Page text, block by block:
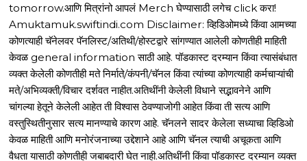
tomorrow.आणि मित्रांनो आपलं Merch घेण्यासाठी लगेच click करा!
Amuktamuk.swiftindi.com Disclaimer: व्हिडिओमध्ये किंवा आमच्या
कोणत्याही चॅनेलवर पॅनलिस्ट/अतिथी/होस्टद्वारे सांगण्यात आलेली कोणतीही माहिती
केवळ general information साठी आहे. पॉडकास्ट दरम्यान किंवा त्यासंबंधात
व्यक्त केलेली कोणतीही मते निर्माते/कंपनी/चॅनल किंवा त्यांच्या कोणत्याही कर्मचाऱ्यांची
मते/अभिव्यक्ती/विचार दर्शवत नाहीत.अतिथींनी केलेली विधाने सद्भावनेने आणि
चांगल्या हेतूने केलेली आहेत ती विश्वास ठेवण्याजोगी आहेत किंवा ती सत्य आणि
वस्तुस्थितीनुसार सत्य मानण्याचे कारण आहे. चॅनलने सादर केलेला सध्याचा व्हिडिओ
केवळ माहिती आणि मनोरंजनाच्या उद्देशाने आहे आणि चॅनल त्याची अचूकता आणि
वैधता यासाठी कोणतीही जबाबदारी घेत नाही.अतिथींनी किंवा पॉडकास्ट दरम्यान व्यक्त